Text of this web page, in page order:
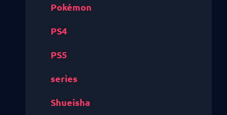
Pokémon
PS4
PS5
series
Shueisha